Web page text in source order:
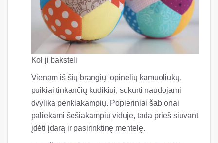
Kol ji baksteli
Vienam iš šių brangių lopinėlių kamuoliukų,
puikiai tinkančių kūdikiui, sukurti naudojami
dvylika penkiakampių. Popieriniai šablonai
paliekami šešiakampių viduje, tada prieš siuvant
įdėti įdarą ir pasirinktinę mentelę.